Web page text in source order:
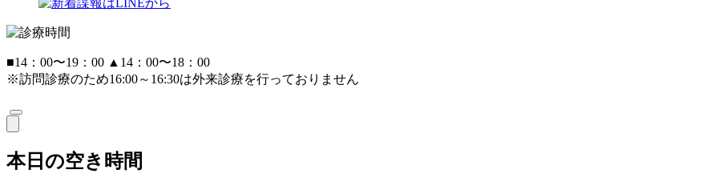
■14：00〜19：00 ▲ 14：00〜18：00
※訪問診療のため16:00～16:30は外来診療を行っておりません
本日の空き時間